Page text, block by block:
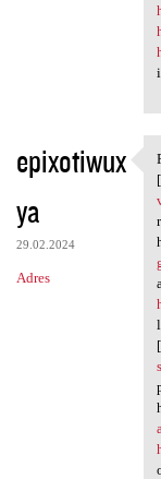
epixotiwux
ya
29.02.2024
Adres